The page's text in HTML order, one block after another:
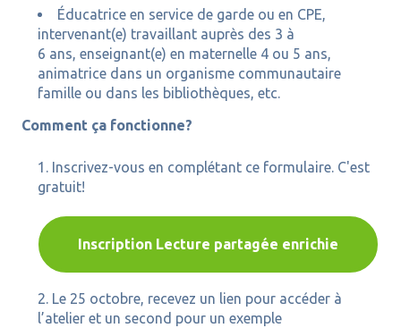
Éducatrice en service de garde ou en CPE,
intervenant(e) travaillant auprès des 3 à
6 ans, enseignant(e) en maternelle 4 ou 5 ans,
animatrice dans un organisme communautaire
famille ou dans les bibliothèques, etc.
Comment ça fonctionne?
Inscrivez-vous en complétant ce formulaire. C'est
gratuit!
Inscription Lecture partagée enrichie
Le 25 octobre, recevez un lien pour accéder à
l’atelier et un second pour un exemple